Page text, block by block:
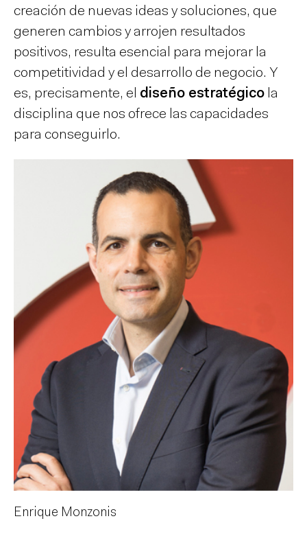
creación de nuevas ideas y soluciones, que
generen cambios y arrojen resultados
positivos, resulta esencial para mejorar la
competitividad y el desarrollo de negocio. Y
es, precisamente, el diseño estratégico la
disciplina que nos ofrece las capacidades
para conseguirlo.
Enrique Monzonis